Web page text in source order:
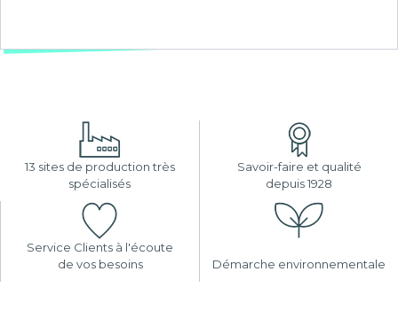
13 sites de production très
spécialisés
Savoir-faire et qualité
depuis 1928
Service Clients à l'écoute
de vos besoins
Démarche environnementale